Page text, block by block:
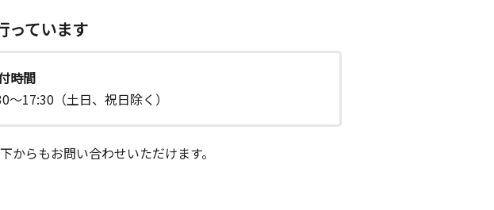
っています
時間
～17:30（土日、祝日除く）
らもお問い合わせいただけます。